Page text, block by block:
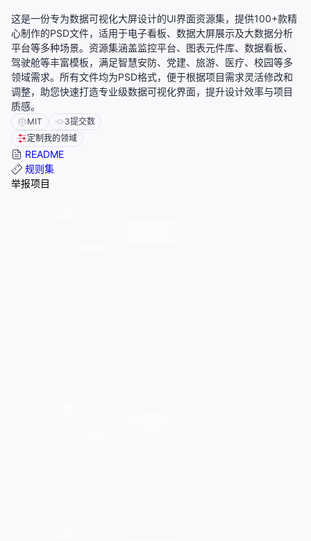
这是一份专为数据可视化大屏设计的UI界面资源集，提供100+款精
心制作的PSD文件，适用于电子看板、数据大屏展示及大数据分析
平台等多种场景。资源集涵盖监控平台、图表元件库、数据看板、
驾驶舱等丰富模板，满足智慧安防、党建、旅游、医疗、校园等多
领域需求。所有文件均为PSD格式，便于根据项目需求灵活修改和
调整，助您快速打造专业级数据可视化界面，提升设计效率与项目
质感。
MIT 3提交数
定制我的领域
README
规则集
举报项目